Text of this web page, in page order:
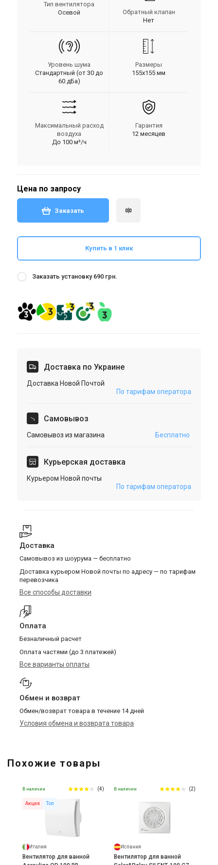
Тип вентилятора
Осевой
Обратный клапан
Нет
Уровень шума
Стандартный (от 30 до
60 дБа)
Размеры
155х155 мм
Максимальный расход
воздуха
До 100 м³/ч
Гарантия
12 месяцев
Цена по запросу
Заказать
Купить в 1 клик
Заказать установку 690 грн.
Доставка по Украине
Доставка Новой Почтой
По тарифам оператора
Cамовывоз
Самовывоз из магазина Бесплатно
Курьерская доставка
Курьером Новой почты
По тарифам оператора
Доставка
Самовывоз из шоурума — бесплатно
Доставка курьером Новой почты по адресу — по тарифам
перевозчика
Все способы доставки
Оплата
Безналичный расчет
Оплата частями (до 3 платежей)
Все варианты оплаты
Обмен и возврат
Обмен/возврат товара в течение 14 дней
Условия обмена и возврата товара
Похожие товары
В наличии (4)
Акция Топ
Италия
Вентилятор для ванной
В наличии (2)
Испания
Вентилятор для ванной